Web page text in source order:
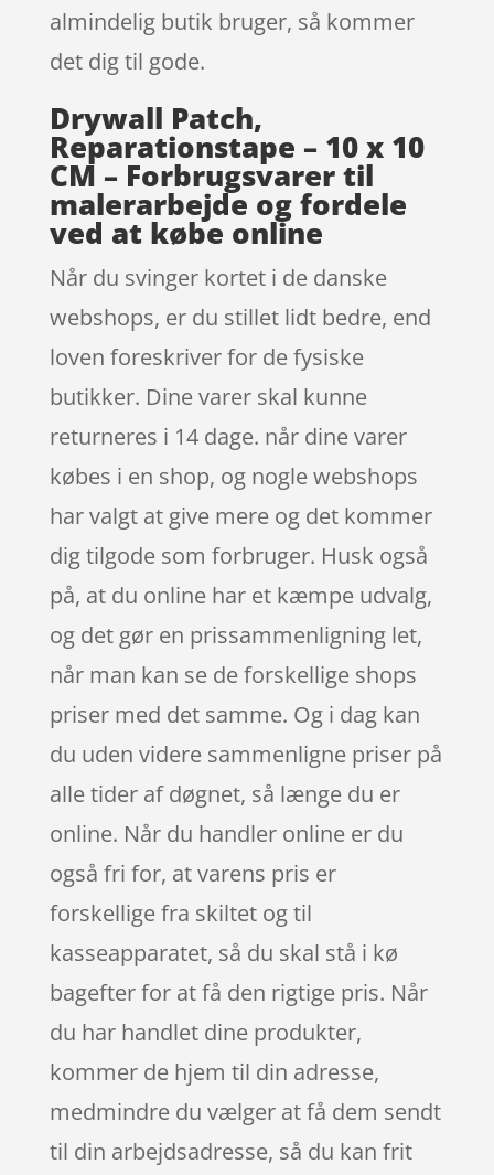
almindelig butik bruger, så kommer
det dig til gode.
Drywall Patch,
Reparationstape – 10 x 10
CM – Forbrugsvarer til
malerarbejde og fordele
ved at købe online
Når du svinger kortet i de danske
webshops, er du stillet lidt bedre, end
loven foreskriver for de fysiske
butikker. Dine varer skal kunne
returneres i 14 dage. når dine varer
købes i en shop, og nogle webshops
har valgt at give mere og det kommer
dig tilgode som forbruger. Husk også
på, at du online har et kæmpe udvalg,
og det gør en prissammenligning let,
når man kan se de forskellige shops
priser med det samme. Og i dag kan
du uden videre sammenligne priser på
alle tider af døgnet, så længe du er
online. Når du handler online er du
også fri for, at varens pris er
forskellige fra skiltet og til
kasseapparatet, så du skal stå i kø
bagefter for at få den rigtige pris. Når
du har handlet dine produkter,
kommer de hjem til din adresse,
medmindre du vælger at få dem sendt
til din arbejdsadresse, så du kan frit